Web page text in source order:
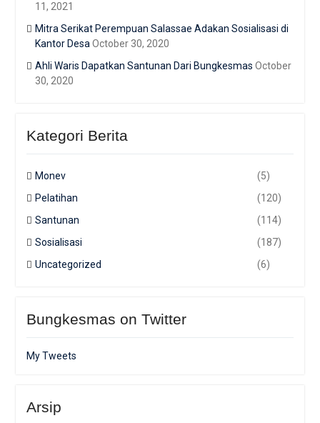
11, 2021
Mitra Serikat Perempuan Salassae Adakan Sosialisasi di
Kantor Desa October 30, 2020
Ahli Waris Dapatkan Santunan Dari Bungkesmas October
30, 2020
Kategori Berita
Monev
(5)
Pelatihan
(120)
Santunan
(114)
Sosialisasi
(187)
Uncategorized
(6)
Bungkesmas on Twitter
My Tweets
Arsip